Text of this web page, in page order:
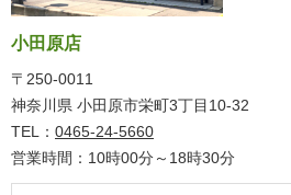
小田原店
〒250-0011
神奈川県 小田原市栄町3丁目10-32
TEL： 0465-24-5660
営業時間：10時00分～18時30分